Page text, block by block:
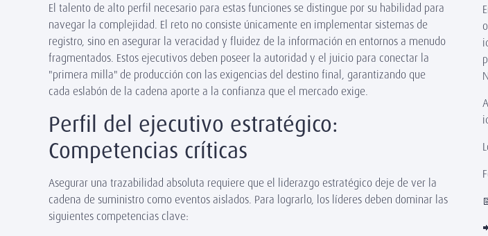
El talento de alto perfil necesario para estas funciones se distingue por su habilidad para
navegar la complejidad. El reto no consiste únicamente en implementar sistemas de
registro, sino en asegurar la veracidad y fluidez de la información en entornos a menudo
fragmentados. Estos ejecutivos deben poseer la autoridad y el juicio para conectar la
"primera milla" de producción con las exigencias del destino final, garantizando que
cada eslabón de la cadena aporte a la confianza que el mercado exige.
Perfil del ejecutivo estratégico:
Competencias críticas
Asegurar una trazabilidad absoluta requiere que el liderazgo estratégico deje de ver la
cadena de suministro como eventos aislados. Para lograrlo, los líderes deben dominar las
siguientes competencias clave: